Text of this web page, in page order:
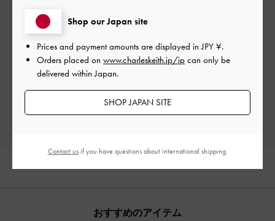
Let us know what you think
レビューを書く
おすすめのアイテム
Shop our Japan site
Prices and payment amounts are displayed inJPY ¥.
Orders placed on www.charleskeith.jp/jp can only be
delivered within Japan.
SHOP JAPAN SITE
Contact usif you have questions about international shipping.